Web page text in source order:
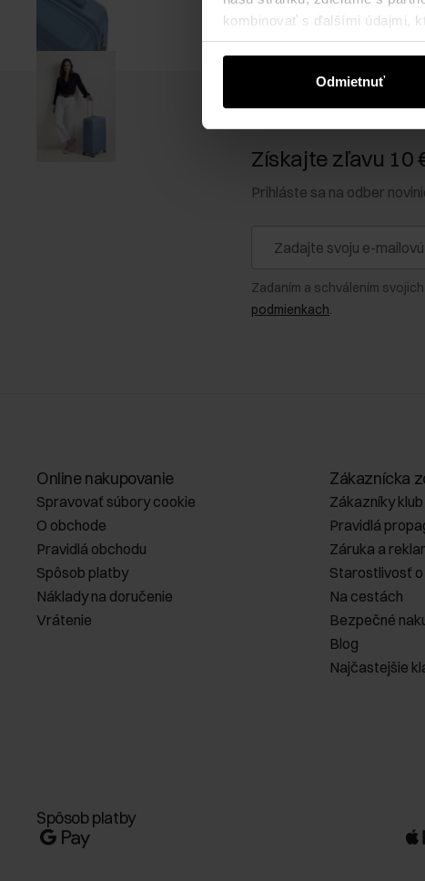
kombinovať s ďalšími údajmi,
Odmietnuť
Získajte zľavu 10
Prihláste sa na odber
Zadaním a schválením
podmienkach.
Online nakupovanie
Spravovať súbory cookie
O obchode
Pravidlá obchodu
Spôsob platby
Náklady na doručenie
Vrátenie
Zákaznícka
Zákazníky klub
Pravidlá
Záruka a
Starostlivosť o
Na cestách
Bezpečné
Blog
Najčastejšie
Spôsob platby